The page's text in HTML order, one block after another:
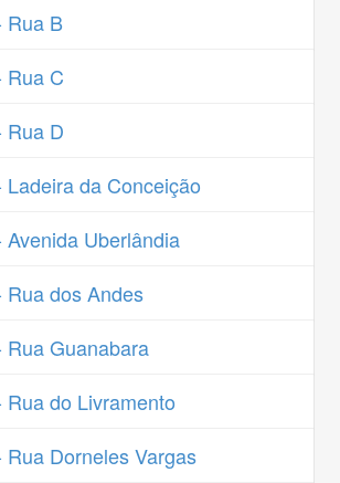
Rua B
Rua C
Rua D
da Conceição
Uberlândia
Rua dos Andes
Guanabara
do Livramento
Dorneles Vargas